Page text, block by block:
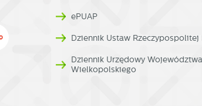
ePUAP
Dziennik Ustaw Rzeczypospolitej
Dziennik Urzędowy Województwa
Wielkopolskiego